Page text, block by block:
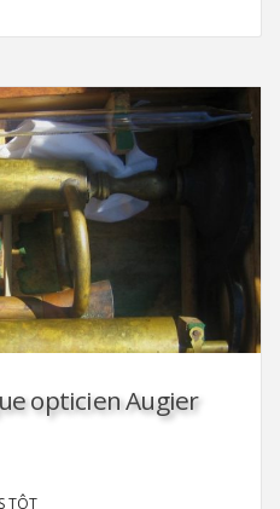
opticien Augier
TÔT